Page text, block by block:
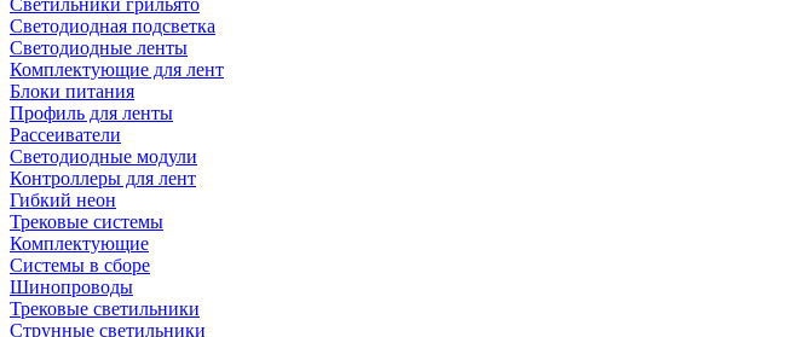
Светильники грильято
Светодиодная подсветка
Светодиодные ленты
Комплектующие для лент
Блоки питания
Профиль для ленты
Рассеиватели
Светодиодные модули
Контроллеры для лент
Гибкий неон
Трековые системы
Комплектующие
Системы в сборе
Шинопроводы
Трековые светильники
Струнные светильники